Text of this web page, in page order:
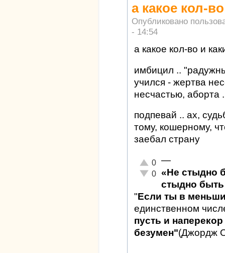
а какое кол-
Опубликовано
- 14:54
а какое кол-во и
имбицил ..
учился - жертва
несчастью, аборта .
подпевай .. ах,
тому, кошерному,
заебал страну
Отлично!
0
Неадекватно!
0
—
«Не стыдно
стыдно быть
"Если ты в
единственном
пусть и
безумен"(Джордж